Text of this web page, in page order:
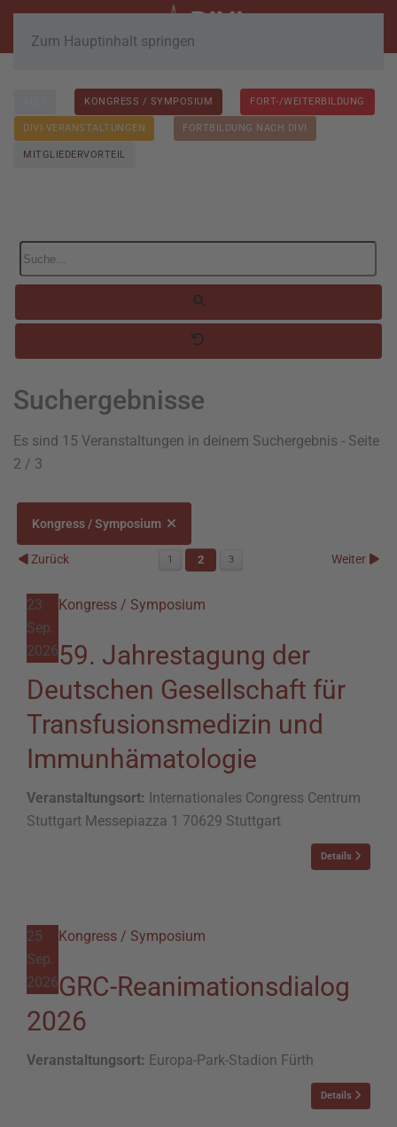
Zum Hauptinhalt springen
KONGRESS / SYMPOSIUM FORT-/WEITERBILDUNG
DIVI-VERANSTALTUNGEN FORTBILDUNG NACH DIVI
MITGLIEDERVORTEIL
Suche...
Suchergebnisse
Es sind 15 Veranstaltungen in deinem Suchergebnis - Seite
2 / 3
Kongress / Symposium
Zurück 1 2 3 Weiter
23
Sep.
2026
Kongress / Symposium
59. Jahrestagung der
Deutschen Gesellschaft für
Transfusionsmedizin und
Immunhämatologie
Veranstaltungsort: Internationales Congress Centrum
Stuttgart Messepiazza 1 70629 Stuttgart
Details
25
Sep.
2026
Kongress / Symposium
GRC-Reanimationsdialog
2026
Veranstaltungsort: Europa-Park-Stadion Fürth
Details